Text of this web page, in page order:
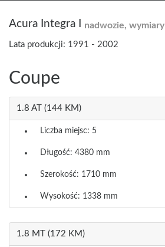
Acura Integra I nadwozie, wymiary
Lata produkcji: 1991 - 2002
Coupe
1.8 AT (144 KM)
Liczba miejsc: 5
Długość: 4380 mm
Szerokość: 1710 mm
Wysokość: 1338 mm
1.8 MT (172 KM)